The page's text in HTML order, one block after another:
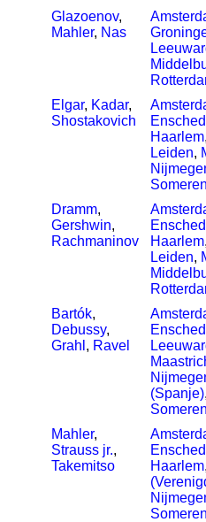
Glazoenov,
Mahler, Nas
Elgar, Kadar,
Shostakovich
Haarlem
Leiden,
Dramm,
Gershwin,
Rachmaninov
Haarlem
Leiden,
Bartók,
Debussy,
Grahl , Ravel
(Spanje)
Mahler,
Strauss jr.,
Takemitso
Haarlem